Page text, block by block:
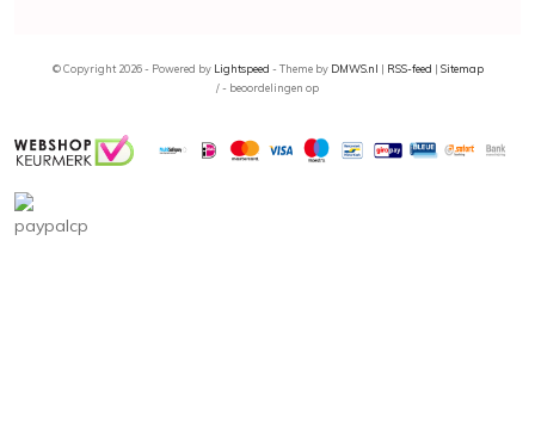
© Copyright 2026 - Powered by Lightspeed - Theme by DMWS.nl | RSS-feed | Sitemap
/- beoordelingen op